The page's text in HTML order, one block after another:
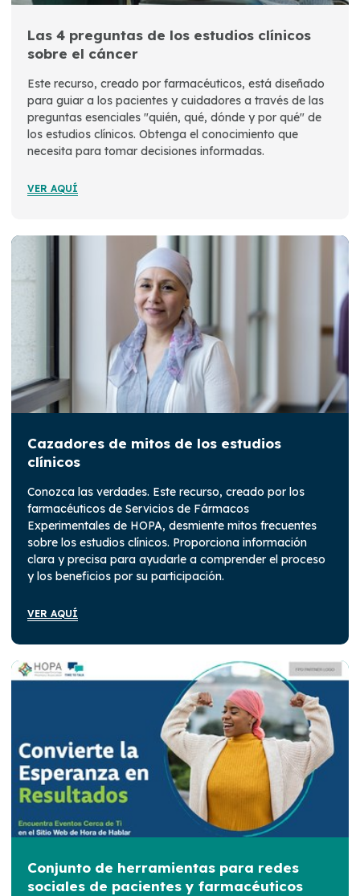
Las 4 preguntas de los estudios clínicos
sobre el cáncer
Este recurso, creado por farmacéuticos, está diseñado
para guiar a los pacientes y cuidadores a través de las
preguntas esenciales "quién, qué, dónde y por qué" de
los estudios clínicos. Obtenga el conocimiento que
necesita para tomar decisiones informadas.
VER AQUÍ
Cazadores de mitos de los estudios
clínicos
Conozca las verdades. Este recurso, creado por los
farmacéuticos de Servicios de Fármacos
Experimentales de HOPA, desmiente mitos frecuentes
sobre los estudios clínicos. Proporciona información
clara y precisa para ayudarle a comprender el proceso
y los beneficios por su participación.
VER AQUÍ
Conjunto de herramientas para redes
sociales de pacientes y farmacéuticos